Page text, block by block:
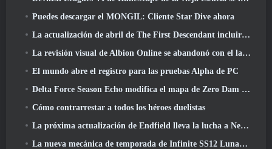
Puedes descargar el MONGIL: Cliente Star Dive ahora
La actualización de abril de The First Descendant incluirá la versión Beta del nuevo contenido del juego final
La revisión visual de Albion Online se abandonó con el lanzamiento de la actualización Radiant Wilds hoy
El mundo abre el registro para las pruebas Alpha de PC
Delta Force Season Echo modifica el mapa de Zero Dam y amplía la jugabilidad de operaciones
Cómo contrarrestar a todos los héroes duelistas
La próxima actualización de Endfield lleva la lucha a Nefarith
La nueva mecánica de temporada de Infinite SS12 Lunaria es una de las "mayores adiciones" al juego